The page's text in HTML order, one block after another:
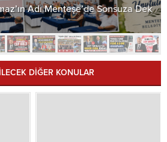
Menteşe’de Sonsuza Dek
DİĞER KONULAR